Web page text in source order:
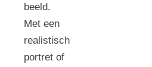
beeld.
Met een
realistisch
portret of